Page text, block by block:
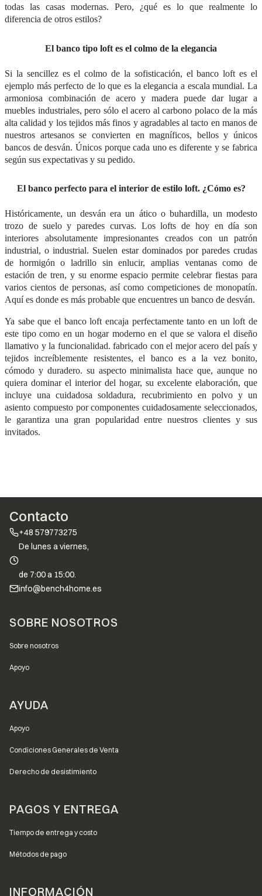
todas las casas modernas. Pero, ¿qué es lo que realmente lo
diferencia de otros estilos?
El banco tipo loft es el colmo de la elegancia
Si la sencillez es el colmo de la sofisticación, el banco loft es el
ejemplo más perfecto de lo que es la elegancia a escala mundial. La
armoniosa combinación de acero y madera puede dar lugar a
muebles industriales, pero sólo el acero al carbono polaco de la más
alta calidad y los tejidos más finos y agradables al tacto en manos de
nuestros artesanos se convierten en magníficos, bellos y únicos
bancos de desván. Únicos porque cada uno es diferente y se fabrica
según sus expectativas y su pedido.
El banco perfecto para el interior de estiloloft. ¿Cómo es?
Históricamente, un desván era un ático o buhardilla, un modesto
trozo de suelo y paredes curvas. Los lofts de hoy en día son
interiores absolutamente impresionantes creados con un patrón
industrial, o industrial. Suelen estar dominados por paredes crudas
de hormigón o ladrillo sin enlucir, amplias ventanas como de
estación de tren, y su enorme espacio permite celebrar fiestas para
varios cientos de personas, así como competiciones de monopatín.
Aquíes donde es más probable que encuentres un banco de desván.
Ya sabe que el banco loft encaja perfectamente tanto en un loft de
este tipo como en un hogar moderno en el que se valora el diseño
llamativo y la funcionalidad. fabricado con el mejor acero del país y
tejidos increíblemente resistentes, el banco es a la vez bonito,
cómodo y duradero. su aspecto minimalista hace que, aunque no
quiera dominar el interior del hogar, su excelente elaboración, que
incluye una cuidadosa soldadura, recubrimiento en polvo y un
asiento compuesto por componentes cuidadosamente seleccionados,
le garantiza una gran popularidad entre nuestros clientes y sus
invitados.
Contacto
+48 579773275
De lunes a viernes,
de 7:00 a 15:00.
info@bench4home.es
Menú de pie de página
SOBRE NOSOTROS
Sobre nosotros
Apoyo
AYUDA
Apoyo
Condiciones Generales de Venta
Derecho de desistimiento
PAGOS Y ENTREGA
Tiempo de entrega y costo
Métodos de pago
INFORMACIÓN